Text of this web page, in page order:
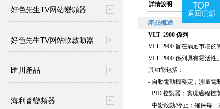
好色先生TV网站變頻器
好色先生TV网站軟啟動器
匯川產品
海利普變頻器
詳情說明
產品概述
VLT 2900 係列
VLT 2900 旨在滿足市場的特
VLT 2900 係列具有靈活性
其功能包括：
- 自動電動機整定；測量電
- PID 控製器；實現過程控製
- 中斷啟動/停止；確保每
返回頂部